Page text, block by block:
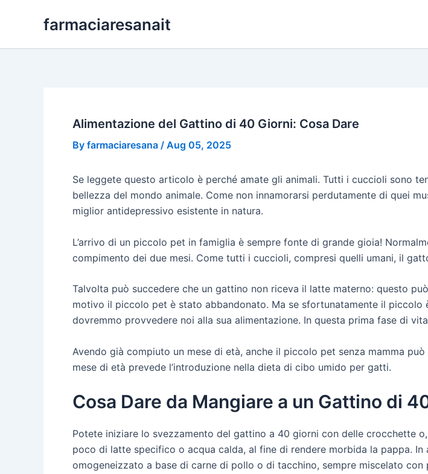
farmaciaresanait
Alimentazione del Gattino di 40 Giorni: Cosa Dare
By farmaciaresana / Aug 05, 2025
Se leggete questo articolo è perché amate gli animali. Tutti i cuccioli sono
bellezza del mondo animale. Come non innamorarsi perdutamente di quei
miglior antidepressivo esistente in natura.
L’arrivo di un piccolo pet in famiglia è sempre fonte di grande gioia!
compimento dei due mesi. Come tutti i cuccioli, compresi quelli umani, il
Talvolta può succedere che un gattino non riceva il latte materno: questo
motivo il piccolo pet è stato abbandonato. Ma se sfortunatamente il piccolo
dovremmo provvedere noi alla sua alimentazione. In questa prima fase di
Avendo già compiuto un mese di età, anche il piccolo pet senza mamma
mese di età prevede l’introduzione nella dieta di cibo umido per gatti.
Cosa Dare da Mangiare a un Gattino di
Potete iniziare lo svezzamento del gattino a 40 giorni con delle crocchette
poco di latte specifico o acqua calda, al fine di rendere morbida la pappa.
omogeneizzato a base di carne di pollo o di tacchino, sempre miscelato